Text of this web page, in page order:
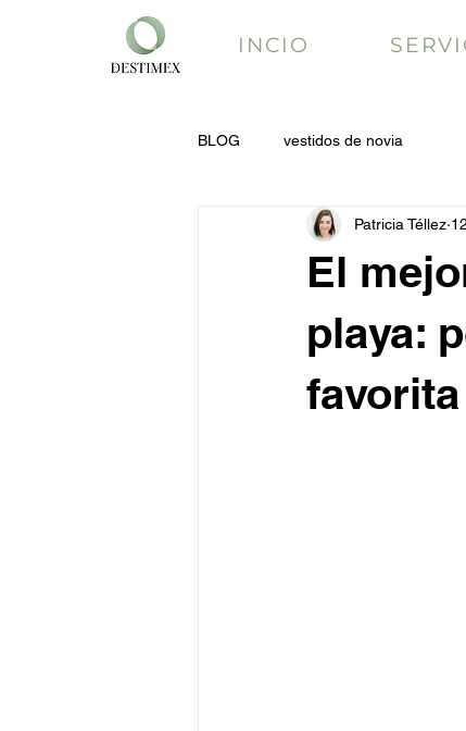
INCIO
BLOG vestidos de novia
El
playa:
favorita
Patricia Téllez